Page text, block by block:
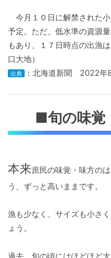
今月１０日に解禁された
予定。ただ、低水準の資源
もあり、１７日時点の出漁
口大地）
出典 ：北海道新聞 2022年
■旬の味
本来庶民の味覚・味方の
う、ずっと高いままです。
漁も少なく、サイズも小さ
ょう。